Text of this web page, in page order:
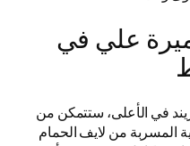
علي في
في الأعلى، ستتمكن من
المسربة من لايف الحمام